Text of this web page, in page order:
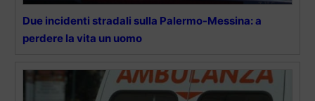
Due incidenti stradali sulla Palermo-Messina: a
perdere la vita un uomo